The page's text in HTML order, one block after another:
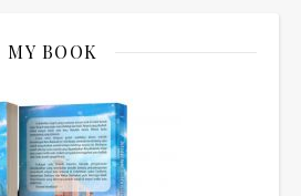
MY BOOK